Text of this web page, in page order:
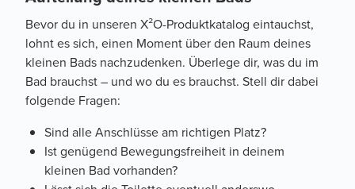
Bevor du in unseren X²O-Produktkatalog eintauchst,
lohnt es sich, einen Moment über den Raum deines
kleinen Bads nachzudenken. Überlege dir, was du im
Bad brauchst – und wo du es brauchst. Stell dir dabei
folgende Fragen:
Sind alle Anschlüsse am richtigen Platz?
Ist genügend Bewegungsfreiheit in deinem
kleinen Bad vorhanden?